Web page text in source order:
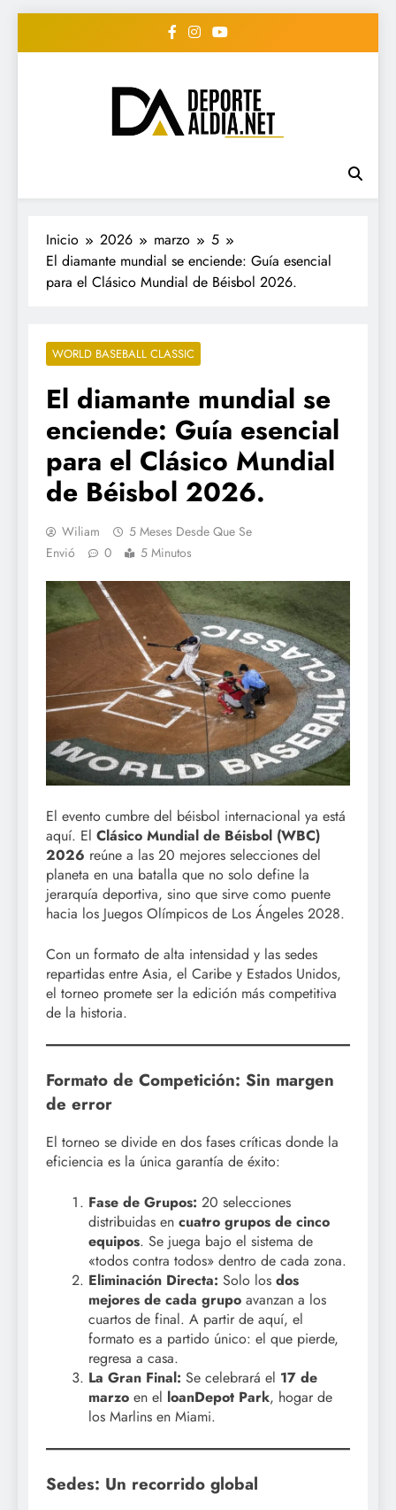
• DEPORTE AL DIA •
"Periodico Deportivo
Digital"
#deportealdiard #deportealdiaperiodico
Inicio 2026 marzo
5
El diamante mundial se enciende: Guía esencial
para el Clásico Mundial de Béisbol 2026.
WORLD BASEBALL CLASSIC
El diamante mundial se
enciende: Guía esencial
para el Clásico Mundial
de Béisbol 2026.
Wiliam
5 Meses Desde Que Se
Envió
0 5 Minutos
El evento cumbre del béisbol internacional ya está
aquí. El Clásico Mundial de Béisbol (WBC)
2026 reúne a las 20 mejores selecciones del
planeta en una batalla que no solo define la
jerarquía deportiva, sino que sirve como puente
hacia los Juegos Olímpicos de Los Ángeles 2028.
Con un formato de alta intensidad y las sedes
repartidas entre Asia, el Caribe y Estados Unidos,
el torneo promete ser la edición más competitiva
de la historia.
Formato de Competición: Sin margen
de error
El torneo se divide en dos fases críticas donde la
eficiencia es la única garantía de éxito:
Fase de Grupos: 20 selecciones
distribuidas en cuatro grupos de cinco
equipos. Se juega bajo el sistema de
«todos contra todos» dentro de cada zona.
Eliminación Directa: Solo los dos
mejores de cada grupo avanzan a los
cuartos de final. A partir de aquí, el
formato es a partido único: el que pierde,
regresa a casa.
La Gran Final: Se celebrará el 17 de
marzo en el loanDepot Park, hogar de
los Marlins en Miami.
Sedes: Un recorrido global